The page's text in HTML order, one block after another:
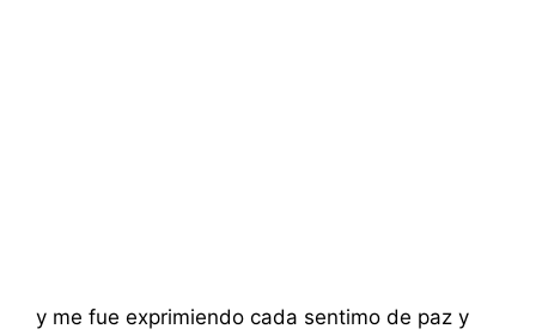
y me fue exprimiendo cada sentimo de paz y